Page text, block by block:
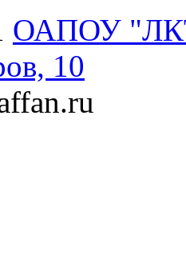
ОАПОУ
10